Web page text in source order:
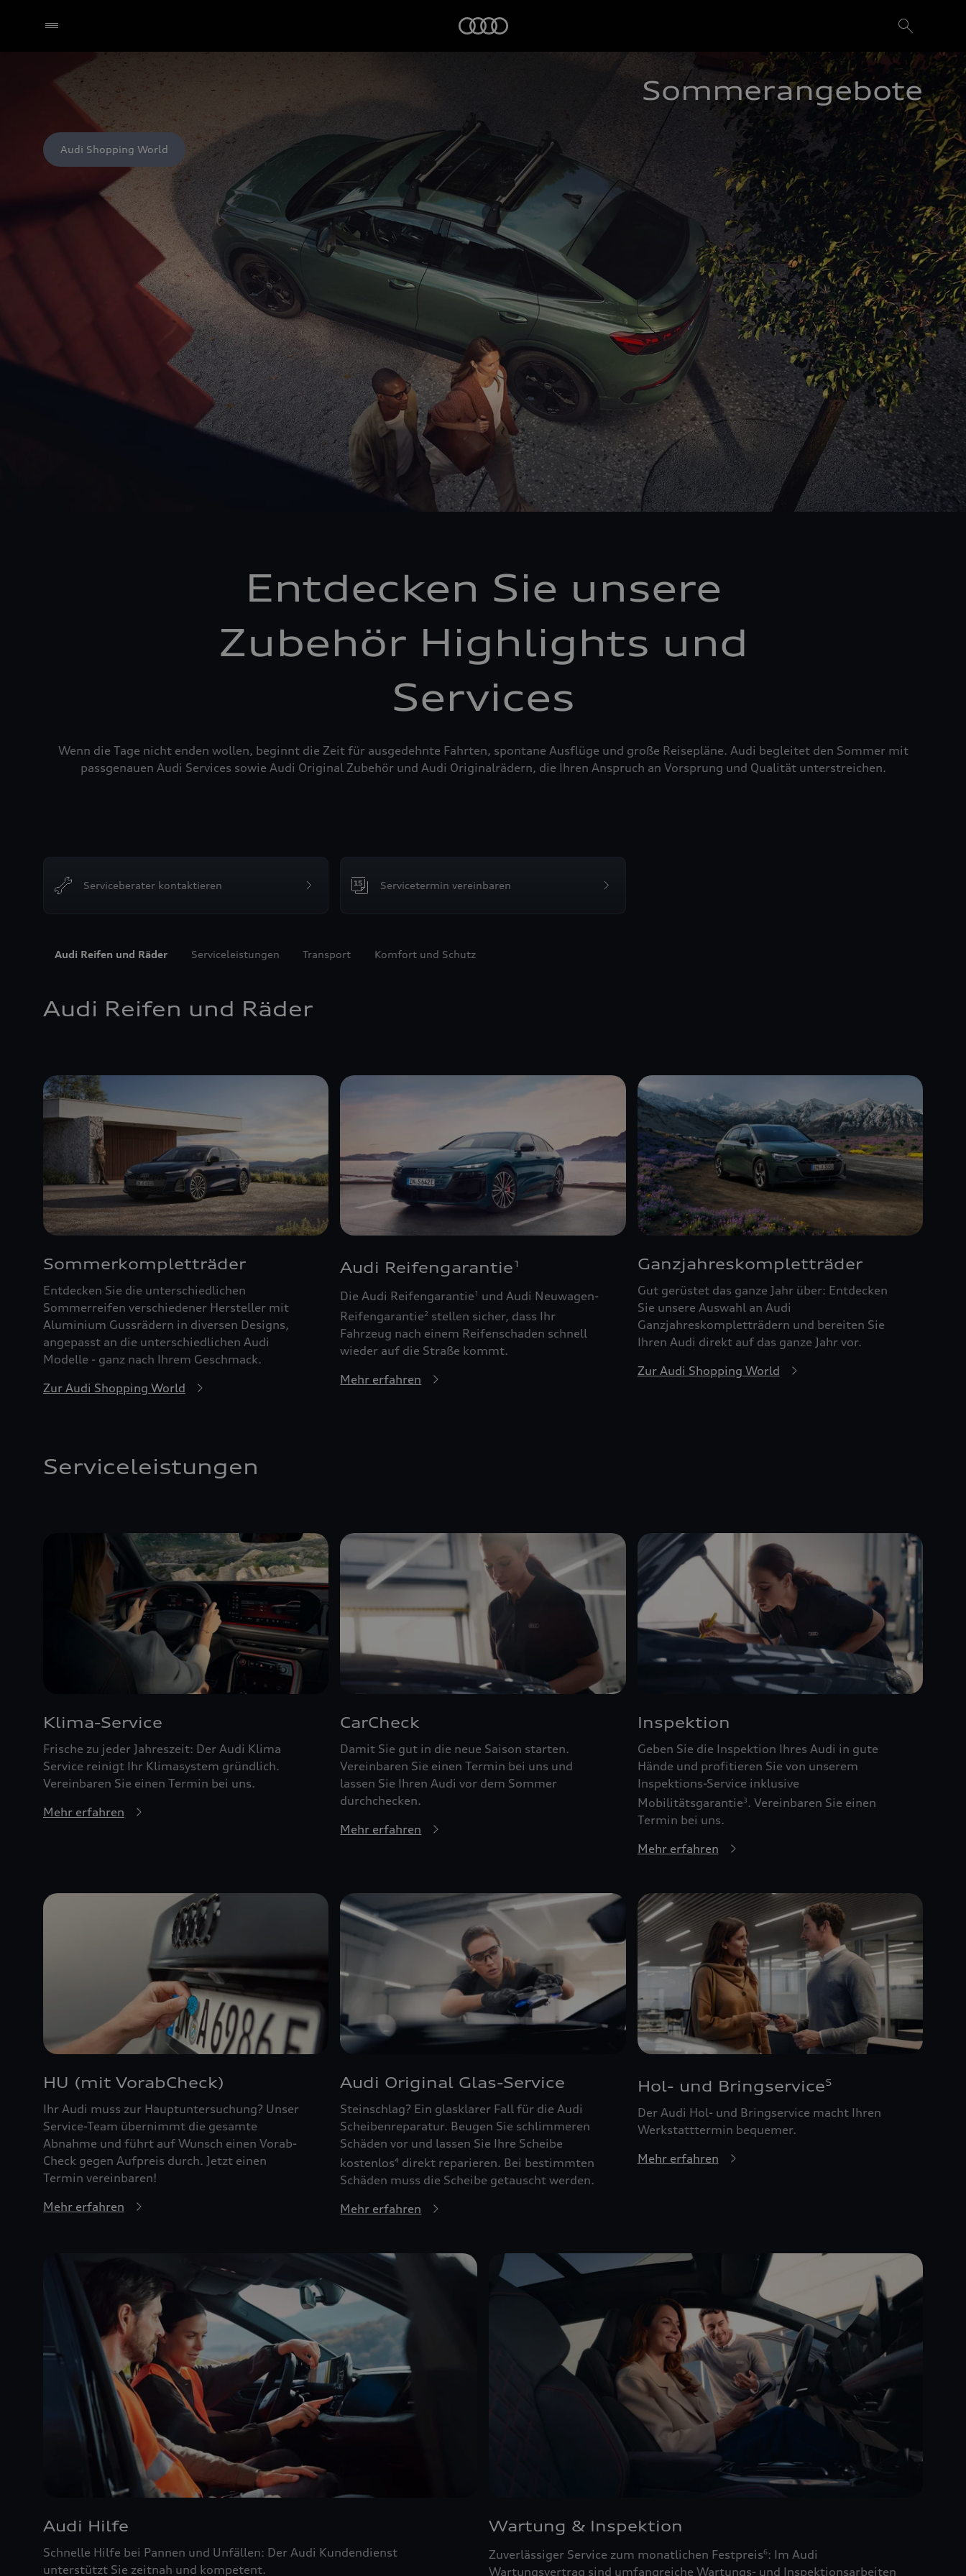
Sommerangebote
Audi Shopping World
Entdecken Sie unsere
Zubehör Highlights und
Services
Wenn die Tage nicht enden wollen, beginnt die Zeit für ausgedehnte Fahrten, spontane Ausflüge und große Reisepläne. Audi begleitet den Sommer mit
passgenauen Audi Services sowie Audi Original Zubehör und Audi Originalrädern, die Ihren Anspruch an Vorsprung und Qualität unterstreichen.
Serviceberater kontaktieren Servicetermin vereinbaren
Audi Reifen und Räder Serviceleistungen Transport Komfort und Schutz
Audi Reifen und Räder
Sommerkompletträder
Entdecken Sie die unterschiedlichen
Sommerreifen verschiedener Hersteller mit
Aluminium Gussrädern in diversen Designs,
angepasst an die unterschiedlichen Audi
Modelle - ganz nach Ihrem Geschmack.
Zur Audi Shopping World
Audi Reifengarantie 1
Die Audi Reifengarantie1
und Audi Neuwagen-
Reifengarantie2 stellen sicher, dass Ihr
Fahrzeug nach einem Reifenschaden schnell
wieder auf die Straße kommt.
Mehr erfahren
Ganzjahreskompletträder
Gut gerüstet das ganze Jahr über: Entdecken
Sie unsere Auswahl an Audi
Ganzjahreskompletträdern und bereiten Sie
Ihren Audi direkt auf das ganze Jahr vor.
Zur Audi Shopping World
Serviceleistungen
Klima-Service
Frische zu jeder Jahreszeit: Der Audi Klima
Service reinigt Ihr Klimasystem gründlich.
Vereinbaren Sie einen Termin bei uns.
Mehr erfahren
CarCheck
Damit Sie gut in die neue Saison starten.
Vereinbaren Sie einen Termin bei uns und
lassen Sie Ihren Audi vor dem Sommer
durchchecken.
Mehr erfahren
Inspektion
Geben Sie die Inspektion Ihres Audi in gute
Hände und profitieren Sie von unserem
Inspektions-Service inklusive
Mobilitätsgarantie3. Vereinbaren Sie einen
Termin bei uns.
Mehr erfahren
HU (mit VorabCheck)
Ihr Audi muss zur Hauptuntersuchung? Unser
Service-Team übernimmt die gesamte
Abnahme und führt auf Wunsch einen Vorab-
Check gegen Aufpreis durch. Jetzt einen
Termin vereinbaren!
Mehr erfahren
Audi Original Glas-Service
Steinschlag? Ein glasklarer Fall für die Audi
Scheibenreparatur. Beugen Sie schlimmeren
Schäden vor und lassen Sie Ihre Scheibe
kostenlos4 direkt reparieren. Bei bestimmten
Schäden muss die Scheibe getauscht werden.
Mehr erfahren
Hol- und Bringservice5
Der Audi Hol- und Bringservice macht Ihren
Werkstatttermin bequemer.
Mehr erfahren
Audi Hilfe
Schnelle Hilfe bei Pannen und Unfällen: Der Audi Kundendienst
unterstützt Sie zeitnah und kompetent.
Wartung & Inspektion
Zuverlässiger Service zum monatlichen Festpreis6: Im Audi
Wartungsvertrag sind umfangreiche Wartungs- und Inspektionsarbeiten